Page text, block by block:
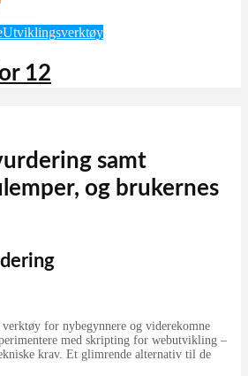
Utviklingsverktøy
12
samt
og brukernes
for nybegynnere og viderekomne
med skripting for webutvikling –
krav. Et glimrende alternativ til de